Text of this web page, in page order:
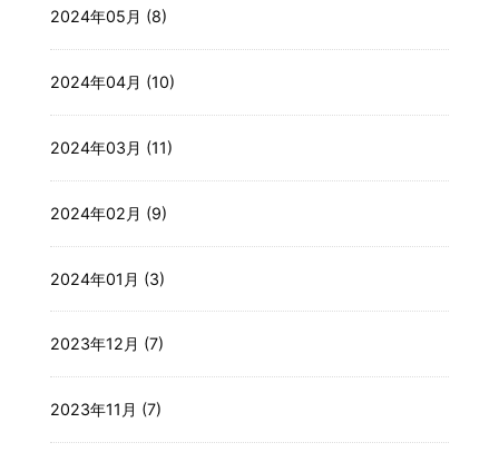
2024年05月 (8)
2024年04月 (10)
2024年03月 (11)
2024年02月 (9)
2024年01月 (3)
2023年12月 (7)
2023年11月 (7)